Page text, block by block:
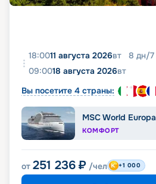
18:0011 августа 2026вт 8 дн/7
09:0018 августа 2026вт
Вы посетите 4 страны:
MSC World Europa
КОМФОРТ
от 251 236 ₽ /чел +1 000